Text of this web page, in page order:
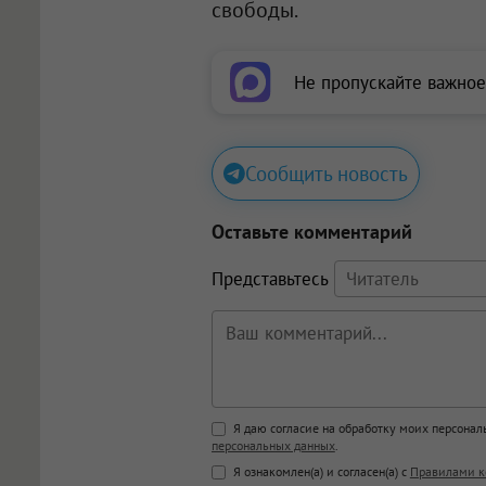
свободы.
Не пропускайте
Сообщить новость
Оставьте комментарий
Представьтесь
Поддержка HTML
<b>, <strong>, <u>, <i>, <em>,
<blockquote>, <code>
Я даю согласие на обработку моих
персональных данных.
Я ознакомлен(а) и согласен(а) с Правилами